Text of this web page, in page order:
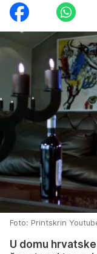
Foto: Printskrin
U domu